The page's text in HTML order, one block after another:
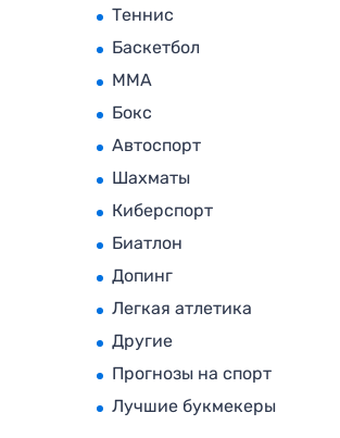
Теннис
Баскетбол
MMA
Бокс
Автоспорт
Шахматы
Киберспорт
Биатлон
Допинг
Легкая атлетика
Другие
Прогнозы на спорт
Лучшие букмекеры